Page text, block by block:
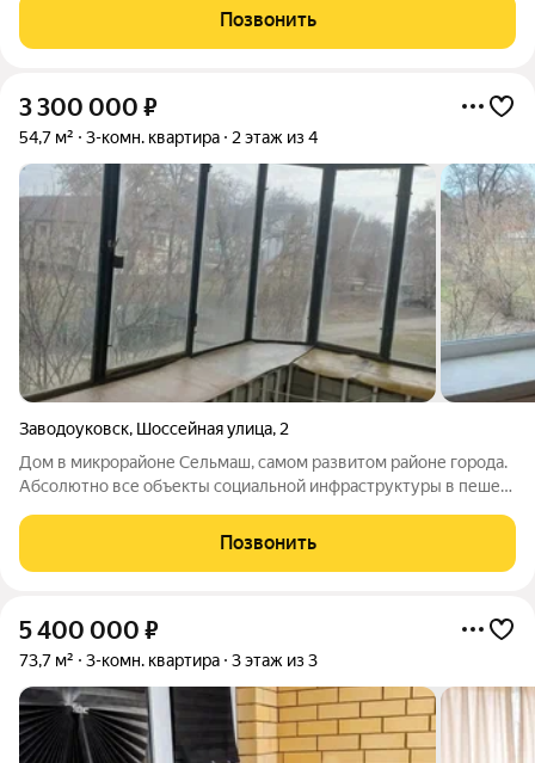
косметический ремонт, пластиковые окна, горячее
водоснабжение круглый год, установлен
Позвонить
3 300 000 ₽
54,7 м² 3-комн. квартира 2 этаж из 4
Заводоуковск, Шоссейная улица, 2
Дом в микрорайоне Сельмаш, самом развитом районе города.
Абсолютно все объекты социальной инфраструктуры в пешей
Колмаковский парк. Во дворе детские площадки. Проживание
в квартире по данному
Позвонить
5 400 000 ₽
73,7 м² 3-комн. квартира 3 этаж из 3